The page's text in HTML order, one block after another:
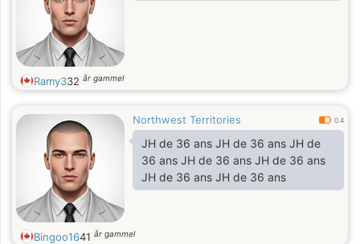
Ramy332 år gammel
Northwest Territories 0.4
JH de 36 ans JH de 36 ans JH de
36 ans JH de 36 ans JH de 36 ans
JH de 36 ans JH de 36 ans
Bingoo1641 år gammel